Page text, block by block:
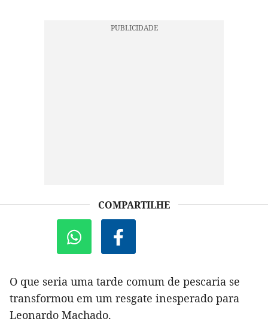
COMPARTILHE
O que seria uma tarde comum de pescaria se
transformou em um resgate inesperado para
Leonardo Machado.